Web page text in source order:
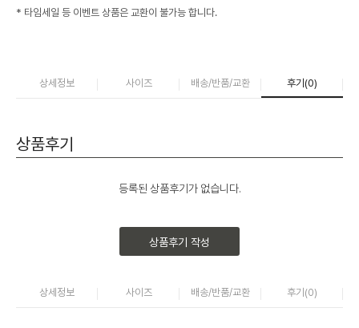
* 타임세일 등 이벤트 상품은 교환이 불가능 합니다.
상세정보 사이즈 배송/반품/교환 후기(0)
상품후기
등록된 상품후기가 없습니다.
상품후기 작성
상세정보 사이즈 배송/반품/교환 후기(0)